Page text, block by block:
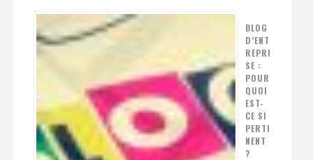
BLOG
D’ENT
REPRI
SE :
POUR
QUOI
EST-
CE SI
PERTI
NENT
?